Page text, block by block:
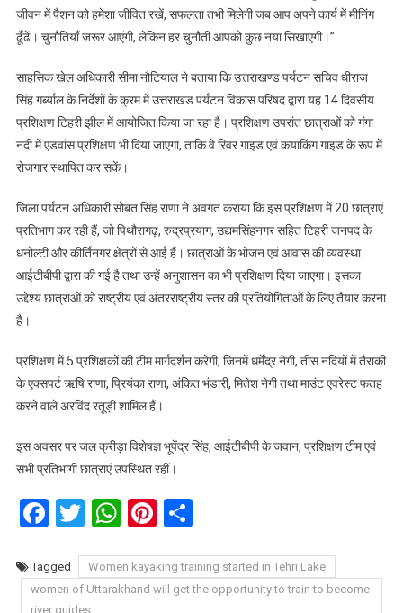
जीवन में पैशन को हमेशा जीवित रखें, सफलता तभी मिलेगी जब आप अपने कार्य में मीनिंग
ढूँढें। चुनौतियाँ जरूर आएंगी, लेकिन हर चुनौती आपको कुछ नया सिखाएगी।”
साहसिक खेल अधिकारी सीमा नौटियाल ने बताया कि उत्तराखण्ड पर्यटन सचिव धीराज
सिंह गर्ब्याल के निर्देशों के क्रम में उत्तराखंड पर्यटन विकास परिषद द्वारा यह 14 दिवसीय
प्रशिक्षण टिहरी झील में आयोजित किया जा रहा है। प्रशिक्षण उपरांत छात्राओं को गंगा
नदी में एडवांस प्रशिक्षण भी दिया जाएगा, ताकि वे रिवर गाइड एवं कयाकिंग गाइड के रूप में
रोजगार स्थापित कर सकें।
जिला पर्यटन अधिकारी सोबत सिंह राणा ने अवगत कराया कि इस प्रशिक्षण में 20 छात्राएं
प्रतिभाग कर रही हैं, जो पिथौरागढ़, रुद्रप्रयाग, उद्यमसिंहनगर सहित टिहरी जनपद के
धनोल्टी और कीर्तिनगर क्षेत्रों से आई हैं। छात्राओं के भोजन एवं आवास की व्यवस्था
आईटीबीपी द्वारा की गई है तथा उन्हें अनुशासन का भी प्रशिक्षण दिया जाएगा। इसका
उद्देश्य छात्राओं को राष्ट्रीय एवं अंतरराष्ट्रीय स्तर की प्रतियोगिताओं के लिए तैयार करना
है।
प्रशिक्षण में 5 प्रशिक्षकों की टीम मार्गदर्शन करेगी, जिनमें धर्मेंद्र नेगी, तीस नदियों में तैराकी
के एक्सपर्ट ऋषि राणा, प्रियंका राणा, अंकित भंडारी, मितेश नेगी तथा माउंट एवरेस्ट फतह
करने वाले अरविंद रतूड़ी शामिल हैं।
इस अवसर पर जल क्रीड़ा विशेषज्ञ भूपेंद्र सिंह, आईटीबीपी के जवान, प्रशिक्षण टीम एवं
सभी प्रतिभागी छात्राएं उपस्थित रहीं।
Facebook
Twitter
WhatsApp
Pinterest
Share
Tagged
Women kayaking training started in Tehri Lake
women of Uttarakhand will get the opportunity to train to become
river guides.